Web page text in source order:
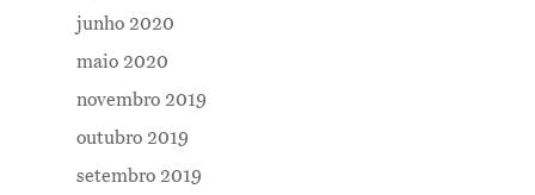
junho 2020
maio 2020
novembro 2019
outubro 2019
setembro 2019